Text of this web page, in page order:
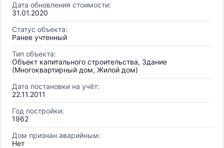
Дата обновления стоимости:
31.01.2020
Статус объекта:
Ранее учтенный
Тип объекта:
Объект капитального строительства, Здание
(Многоквартирный дом, Жилой дом)
Дата постановки на учёт:
22.11.2011
Год постройки:
1962
Дом признан аварийным:
Нет